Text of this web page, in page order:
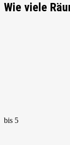
Wie viele
bis 5